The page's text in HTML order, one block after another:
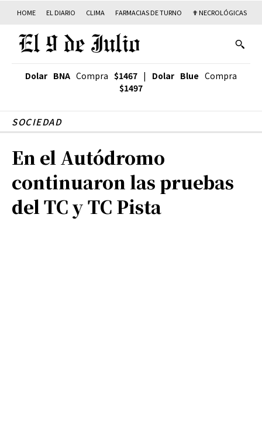
HOME EL DIARIO CLIMA FARMACIAS DE TURNO ✟ NECROLÓGICAS
Dolar BNA Compra $1467 | Dolar Blue Compra
$1497
SOCIEDAD
En el Autódromo
continuaron las pruebas
del TC y TC Pista